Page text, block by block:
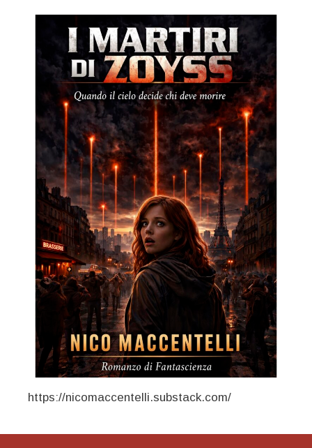
https://nicomaccentelli.substack.com/